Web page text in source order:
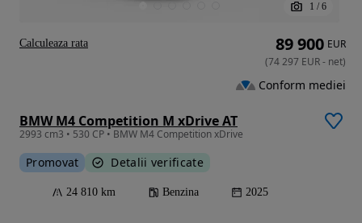
1 / 6
BMW M4 Competition M xDrive AT
2993 cm3 • 530 CP • BMW M4 Competition xDrive
Promovat Detalii verificate
24 810 km Benzina 2025
89 900 EUR
(74 297 EUR- net)
Conform mediei
Calculeaza rata